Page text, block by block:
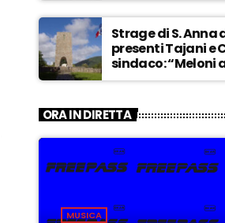
Strage di S. Anna
presenti Tajani e
sindaco: “Meloni
Anna aperta
ORA IN DIRETTA
MUSICA